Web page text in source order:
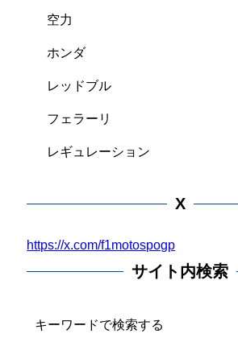
空力
ホンダ
レッドブル
フェラーリ
レギュレーション
X
https://x.com/f1motospogp
サイト内検索